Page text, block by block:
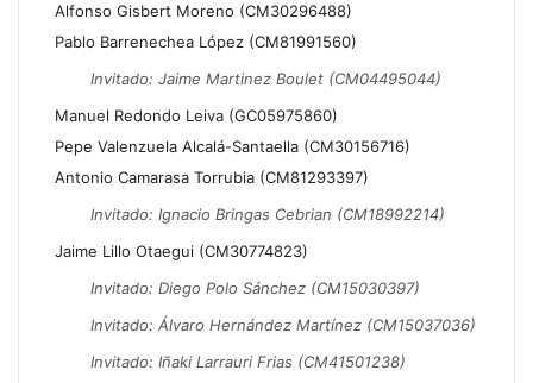
Alfonso Gisbert Moreno (CM30296488)
Pablo Barrenechea López (CM81991560)
Invitado: Jaime Martinez Boulet (CM04495044)
Manuel Redondo Leiva (GC05975860)
Pepe Valenzuela Alcalá-Santaella (CM30156716)
Antonio Camarasa Torrubia (CM81293397)
Invitado: Ignacio Bringas Cebrian (CM18992214)
Jaime Lillo Otaegui (CM30774823)
Invitado: Diego Polo Sánchez (CM15030397)
Invitado: Álvaro Hernández Martínez (CM15037036)
Invitado: Iñaki Larrauri Frias (CM41501238)